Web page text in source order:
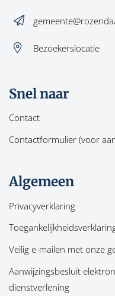
Bezoekerslocatie
Snel naar
Contact
Contactformulier (voor
Algemeen
Privacyverklaring
Veilig e-mailen met onze
Aanwijzingsbesluit
dienstverlening